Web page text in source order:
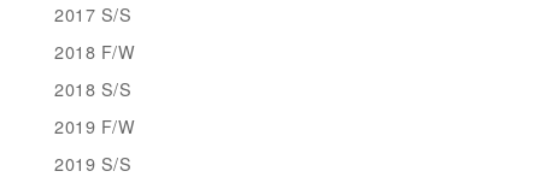
2017 S/S
2018 F/W
2018 S/S
2019 F/W
2019 S/S